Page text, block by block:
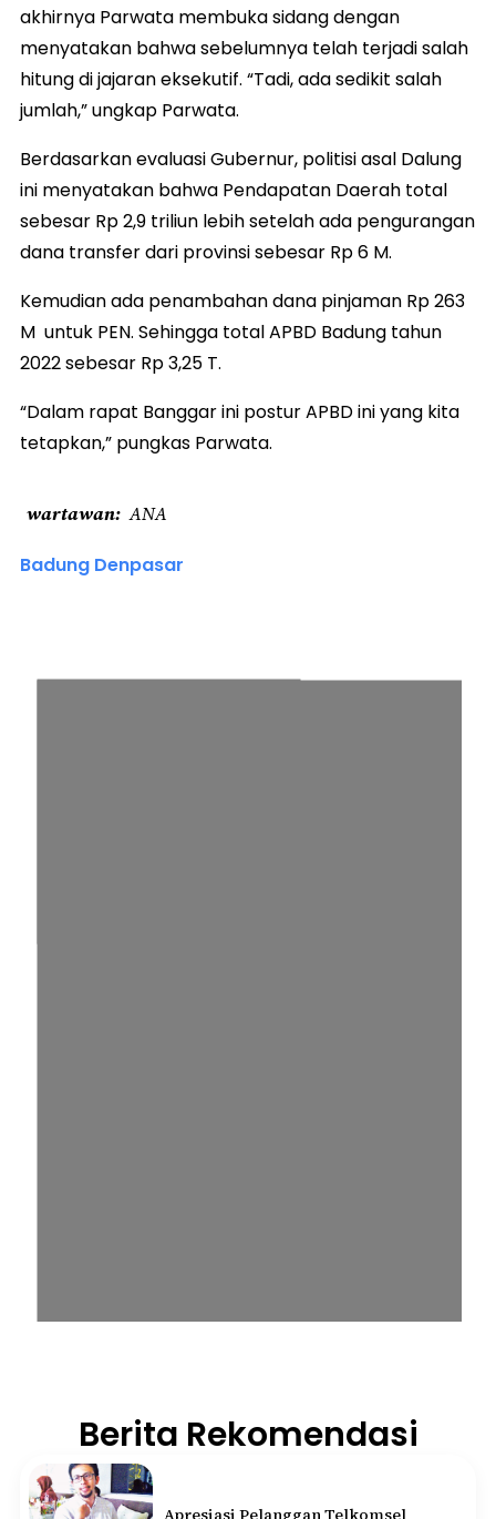
akhirnya Parwata membuka sidang dengan
menyatakan bahwa sebelumnya telah terjadi salah
hitung di jajaran eksekutif. “Tadi, ada sedikit salah
jumlah,” ungkap Parwata.
Berdasarkan evaluasi Gubernur, politisi asal Dalung
ini menyatakan bahwa Pendapatan Daerah total
sebesar Rp 2,9 triliun lebih setelah ada pengurangan
dana transfer dari provinsi sebesar Rp 6 M.
Kemudian ada penambahan dana pinjaman Rp 263
M untuk PEN. Sehingga total APBD Badung tahun
2022 sebesar Rp 3,25 T.
“Dalam rapat Banggar ini postur APBD ini yang kita
tetapkan,” pungkas Parwata.
wartawan ANA
Badung Denpasar
Berita Rekomendasi
Apresiasi Pelanggan Telkomsel